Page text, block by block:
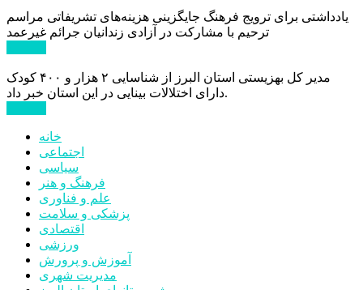
یادداشتی برای ترویج فرهنگ جایگزینی هزینه‌های تشریفاتی مراسم
ترحیم با مشارکت در آزادی زندانیان جرائم غیرعمد
مدیر کل بهزیستی استان البرز از شناسایی ۲ هزار و ۴۰۰ کودک
دارای اختلالات بینایی در این استان خبر داد.
خانه
اجتماعی
سیاسی
فرهنگ و هنر
علم و فناوری
پزشکی و سلامت
اقتصادی
ورزشی
آموزش و پرورش
مدیریت شهری